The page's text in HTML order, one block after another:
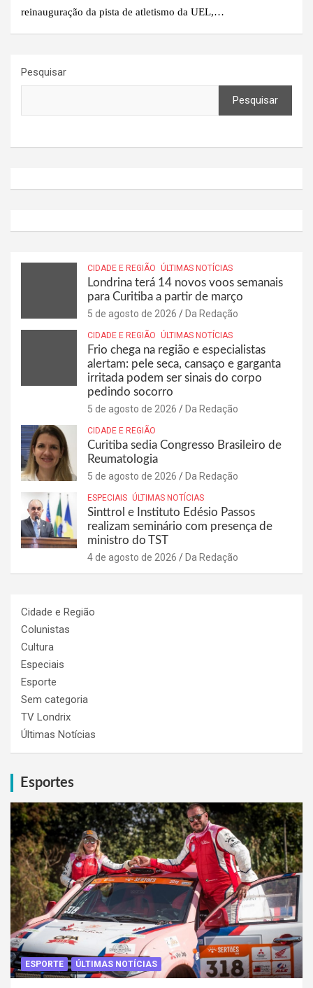
reinauguração da pista de atletismo da UEL,…
Pesquisar
Pesquisar
CIDADE E REGIÃO ÚLTIMAS NOTÍCIAS
Londrina terá 14 novos voos semanais
para Curitiba a partir de março
5 de agosto de 2026 Da Redação
CIDADE E REGIÃO ÚLTIMAS NOTÍCIAS
Frio chega na região e especialistas
alertam: pele seca, cansaço e garganta
irritada podem ser sinais do corpo
pedindo socorro
5 de agosto de 2026 Da Redação
CIDADE E REGIÃO
Curitiba sedia Congresso Brasileiro de
Reumatologia
5 de agosto de 2026 Da Redação
ESPECIAIS ÚLTIMAS NOTÍCIAS
Sinttrol e Instituto Edésio Passos
realizam seminário com presença de
ministro do TST
4 de agosto de 2026 Da Redação
Cidade e Região
Colunistas
Cultura
Especiais
Esporte
Sem categoria
TV Londrix
Últimas Notícias
Esportes
ESPORTE ÚLTIMAS NOTÍCIAS